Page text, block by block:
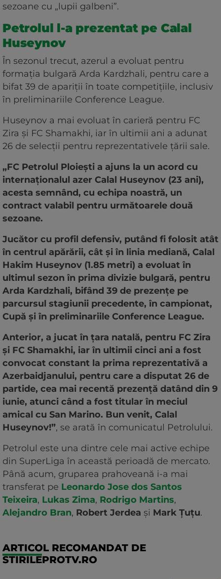
sezoane cu „lupii galbeni”.
Petrolul l-a prezentat pe Calal
Huseynov
În sezonul trecut, azerul a evoluat pentru
formația bulgară Arda Kardzhali, pentru care a
bifat 39 de apariții în toate competițiile, inclusiv
în preliminariile Conference League.
Huseynov a mai evoluat în carieră pentru FC
Zira și FC Shamakhi, iar în ultimii ani a adunat
26 de selecții pentru reprezentativele țării sale.
„FC Petrolul Ploiești a ajuns la un acord cu
internaționalul azer Calal Huseynov (23 ani),
acesta semnând, cu echipa noastră, un
contract valabil pentru următoarele două
sezoane.
Jucător cu profil defensiv, putând fi folosit atât
în centrul apărării, cât și în linia mediană, Calal
Hakim Huseynov (1.85 metri) a evoluat în
ultimul sezon în prima divizie bulgară, pentru
Arda Kardzhali, bifând 39 de prezențe pe
parcursul stagiunii precedente, în campionat,
Cupă și în preliminariile Conference League.
Anterior, a jucat în țara natală, pentru FC Zira
și FC Shamakhi, iar în ultimii cinci ani a fost
convocat constant la prima reprezentativă a
Azerbaidjanului, pentru care a disputat 26 de
partide, cea mai recentă prezență datând din 9
iunie, atunci când a fost titular în meciul
amical cu San Marino. Bun venit, Calal
Huseynov!”, se arată în comunicatul Petrolului.
Petrolul este una dintre cele mai active echipe
din SuperLiga în această perioadă de mercato.
Până acum, gruparea prahoveană i-a mai
transferat pe Leonardo Jose dos Santos
Teixeira, Lukas Zima, Rodrigo Martins,
Alejandro Bran, Robert Jerdea și Mark Țuțu.
ARTICOL RECOMANDAT DE
STIRILEPROTV.RO